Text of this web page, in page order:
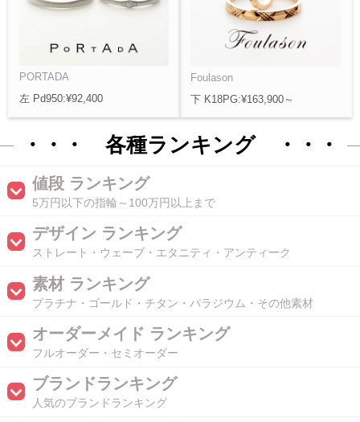
PORTADA
左 Pd950:¥92,400
Foulason
下 K18PG:¥163,900～
・・・ 各種ランキング ・・・
値段 ランキング
5万円以下の指輪～100万円以上まで
デザイン ランキング
ストレート・ウェーブ・エタニティ・アンティーク
素材 ランキング
プラチナ・ゴールド・チタン・パラジウム・その他素材
オーダーメイド ランキング
フルオーダー・セミオーダー
ブランドランキング
人気のブランドランキング